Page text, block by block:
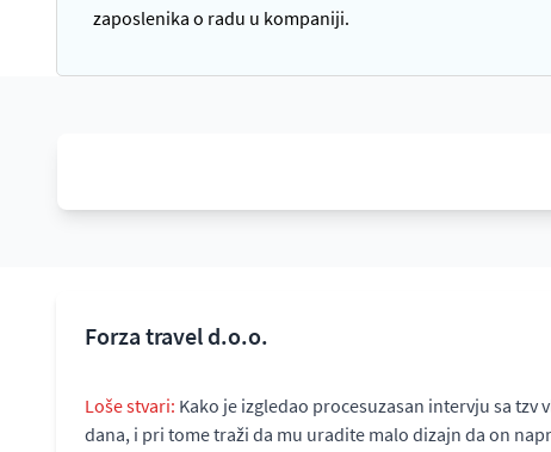
zaposlenika o radu u kompaniji.
Forza travel d.o.o.
Loše stvari: Kako je izgledao procesuzasan intervju sa
dana, i pri tome traži da mu uradite malo dizajn da on